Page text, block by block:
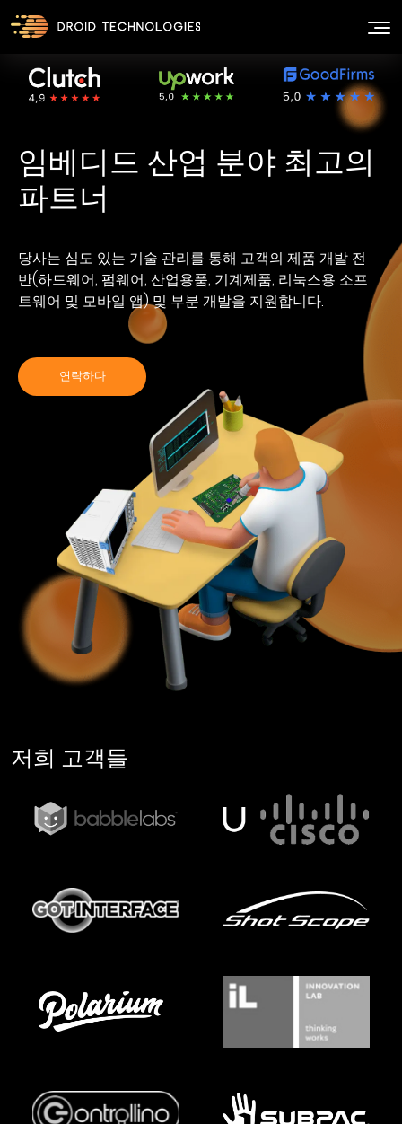
임베디드 산업 분야 최고의
당사는 심도 있는 기술 관리를 통해 고객의 제품 개발 전
반(하드웨어, 펌웨어, 산업용품, 기계제품, 리눅스용 소프
트웨어 및 모바일 앱) 및 부분 개발을 지원합니다.
연락하다
저희 고객들